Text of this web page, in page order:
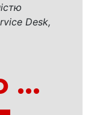
Desk,
...